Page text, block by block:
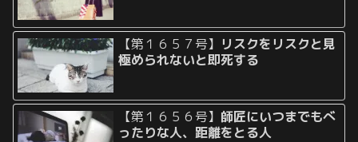
【第１６５７号】 リスクをリスクと見
極められないと即死する
【第１６５６号】 師匠にいつまでもべ
ったりな人、距離をとる人